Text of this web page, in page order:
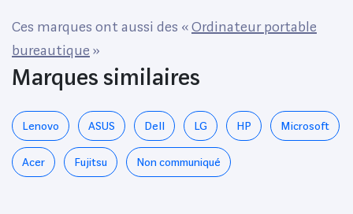
Ces marques ont aussi des «Ordinateur portable
bureautique »
Marques similaires
Lenovo ASUS Dell LG HP Microsoft
Acer Fujitsu Non communiqué